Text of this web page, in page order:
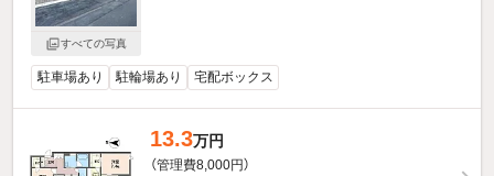
すべての写真
駐車場あり 駐輪場あり 宅配ボックス
13.3万円
（管理費8,000円）